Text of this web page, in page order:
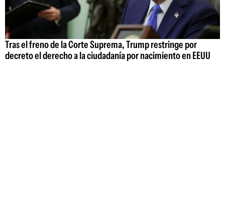
Tras el freno de la Corte Suprema, Trump restringe por
decreto el derecho a la ciudadanía por nacimiento en EEUU